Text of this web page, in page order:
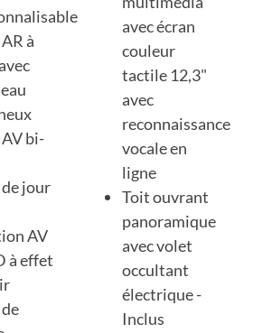
à
bi-
de jour
AV
à effet
avec écran
couleur
tactile 12,3"
avec
reconnaissance
vocale en
ligne
Toit ouvrant
panoramique
avec volet
occultant
électrique -
Inclus